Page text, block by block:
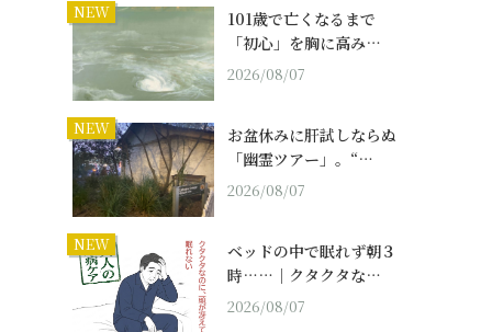
NEW
101歳で亡くなるまで
「初心」を胸に高み…
2026/08/07
NEW
お盆休みに肝試しならぬ
「幽霊ツアー」。“…
2026/08/07
NEW
ベッドの中で眠れず朝３
時……｜クタクタな…
2026/08/07